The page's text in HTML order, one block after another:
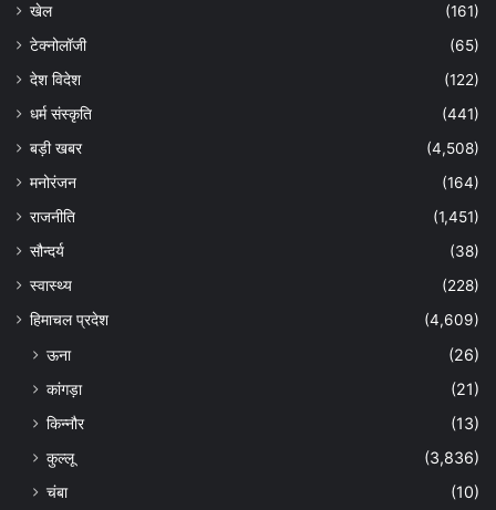
खेल
(161)
टेक्नोलॉजी
(65)
देश विदेश
(122)
धर्म संस्कृति
(441)
बड़ी खबर
(4,508)
मनोरंजन
(164)
राजनीति
(1,451)
सौन्दर्य
(38)
स्वास्थ्य
(228)
हिमाचल प्रदेश
(4,609)
ऊना
(26)
कांगड़ा
(21)
किन्नौर
(13)
कुल्लू
(3,836)
चंबा
(10)